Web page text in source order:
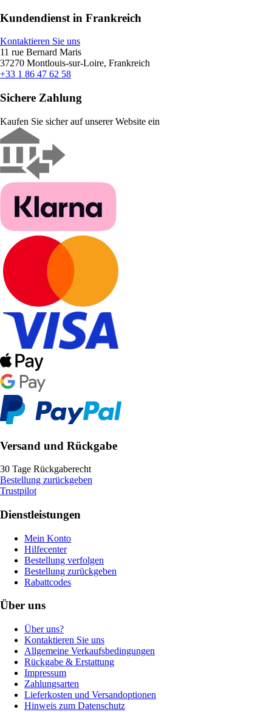
Kundendienst in Frankreich
Kontaktieren Sie uns
11 rue Bernard Maris
37270 Montlouis-sur-Loire, Frankreich
+33 1 86 47 62 58
Sichere Zahlung
Kaufen Sie sicher auf unserer Website ein
Versand und Rückgabe
30 Tage Rückgaberecht
Bestellung zurückgeben
Trustpilot
Dienstleistungen
Mein Konto
Hilfecenter
Bestellung verfolgen
Bestellung zurückgeben
Rabattcodes
Über uns
Über uns?
Kontaktieren Sie uns
Allgemeine Verkaufsbedingungen
Rückgabe & Erstattung
Impressum
Zahlungsarten
Lieferkosten und Versandoptionen
Hinweis zum Datenschutz